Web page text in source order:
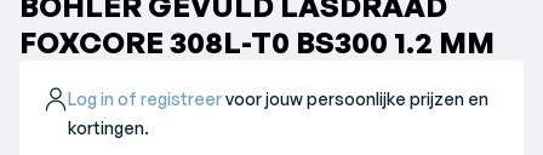
FOXCORE 308L-T0 BS300 1.2 MM
Log in of registreervoor jouw persoonlijke prijzen en
kortingen.